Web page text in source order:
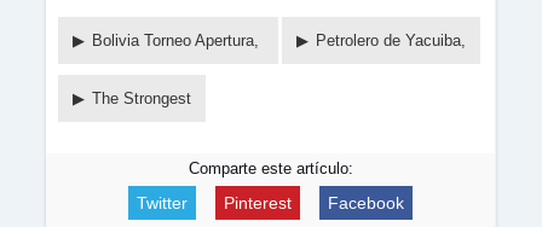
Bolivia Torneo Apertura, Petrolero de Yacuiba,
The Strongest
Comparte este artículo:
Twitter Pinterest Facebook